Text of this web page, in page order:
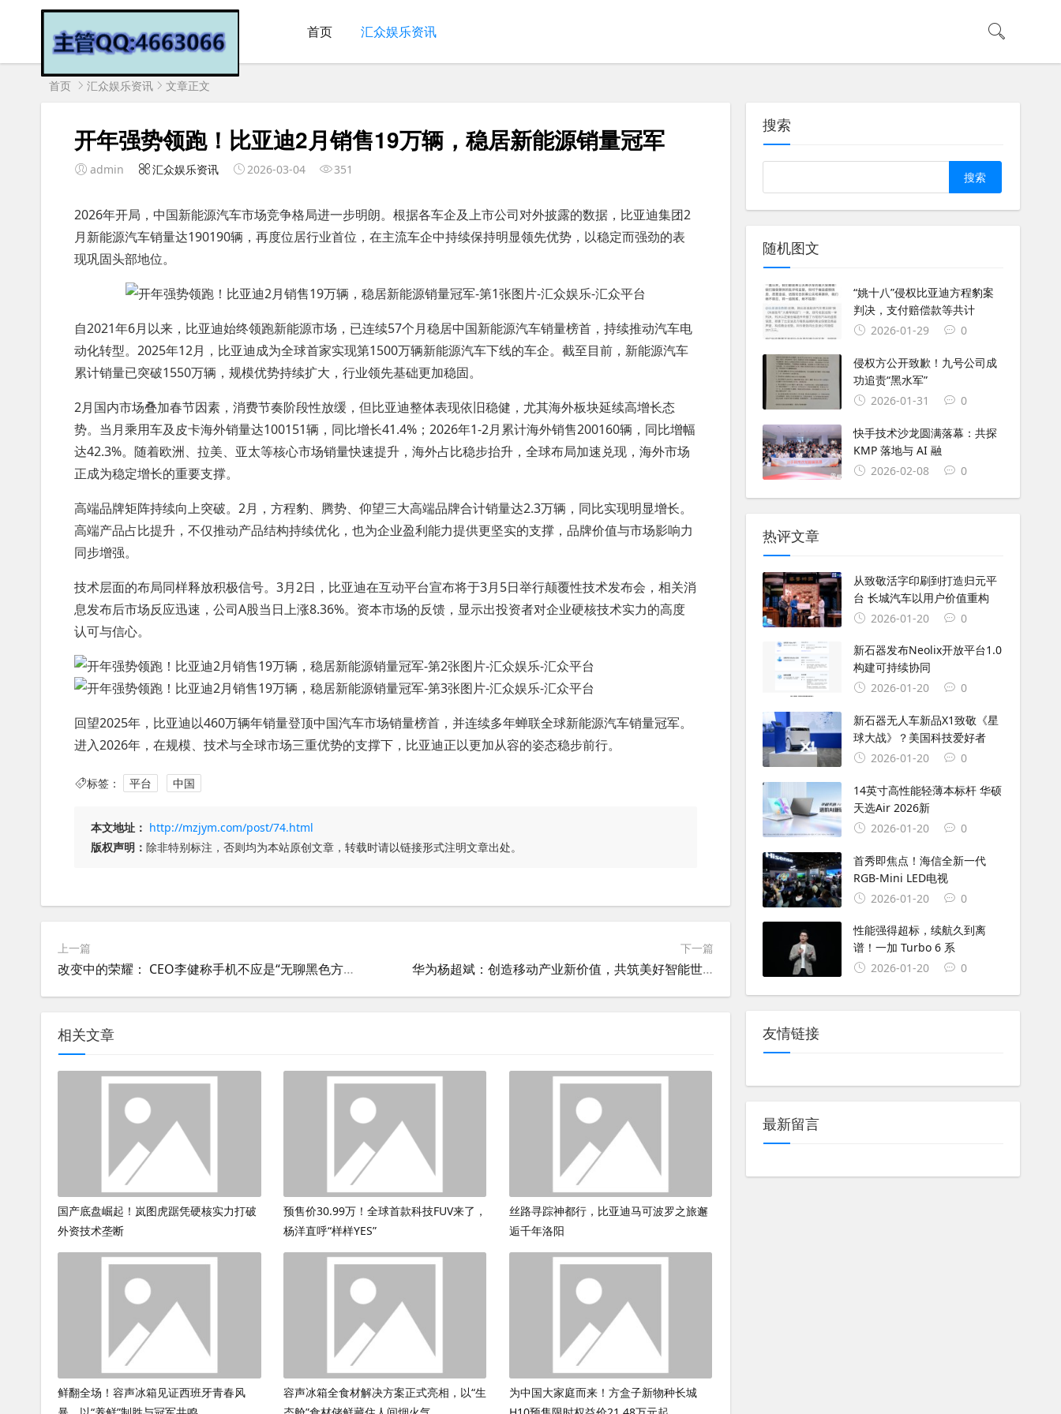
首页 汇众娱乐资讯
首页 汇众娱乐资讯 文章正文
开年强势领跑！比亚迪2月销售19万辆，稳居新能源销量冠军
admin 汇众娱乐资讯 2026-03-04 351
2026年开局，中国新能源汽车市场竞争格局进一步明朗。根据各车企及上市公司对外披露的数据，比亚迪集团2
月新能源汽车销量达190190辆，再度位居行业首位，在主流车企中持续保持明显领先优势，以稳定而强劲的表
现巩固头部地位。
自2021年6月以来，比亚迪始终领跑新能源市场，已连续57个月稳居中国新能源汽车销量榜首，持续推动汽车电
动化转型。2025年12月，比亚迪成为全球首家实现第1500万辆新能源汽车下线的车企。截至目前，新能源汽车
累计销量已突破1550万辆，规模优势持续扩大，行业领先基础更加稳固。
2月国内市场叠加春节因素，消费节奏阶段性放缓，但比亚迪整体表现依旧稳健，尤其海外板块延续高增长态
势。当月乘用车及皮卡海外销量达100151辆，同比增长41.4%；2026年1-2月累计海外销售200160辆，同比增幅
达42.3%。随着欧洲、拉美、亚太等核心市场销量快速提升，海外占比稳步抬升，全球布局加速兑现，海外市场
正成为稳定增长的重要支撑。
高端品牌矩阵持续向上突破。2月，方程豹、腾势、仰望三大高端品牌合计销量达2.3万辆，同比实现明显增长。
高端产品占比提升，不仅推动产品结构持续优化，也为企业盈利能力提供更坚实的支撑，品牌价值与市场影响力
同步增强。
技术层面的布局同样释放积极信号。3月2日，比亚迪在互动平台宣布将于3月5日举行颠覆性技术发布会，相关消
息发布后市场反应迅速，公司A股当日上涨8.36%。资本市场的反馈，显示出投资者对企业硬核技术实力的高度
认可与信心。
回望2025年，比亚迪以460万辆年销量登顶中国汽车市场销量榜首，并连续多年蝉联全球新能源汽车销量冠军。
进入2026年，在规模、技术与全球市场三重优势的支撑下，比亚迪正以更加从容的姿态稳步前行。
标签： 平台 中国
本文地址： http://mzjym.com/post/74.html
版权声明： 除非特别标注，否则均为本站原创文章，转载时请以链接形式注明文章出处。
上一篇
改变中的荣耀： CEO李健称手机不应是“无聊黑色方块”
下一篇
华为杨超斌：创造移动产业新价值，共筑美好智能世界
相关文章
国产底盘崛起！岚图虎踞凭硬核实力打破
外资技术垄断
预售价30.99万！全球首款科技FUV来了，
杨洋直呼“样样YES”
丝路寻踪神都行，比亚迪马可波罗之旅邂
逅千年洛阳
鲜翻全场！容声冰箱见证西班牙青春风
容声冰箱全食材解决方案正式亮相，以“生
为中国大家庭而来！方盒子新物种长城
搜索
随机图文
“姚十八”侵权比亚迪方程豹案
判决，支付赔偿款等共计
2026-01-29
0
侵权方公开致歉！九号公司成
功追责“黑水军”
2026-01-31
0
快手技术沙龙圆满落幕：共探
KMP 落地与 AI 融
2026-02-08
0
热评文章
从致敬活字印刷到打造归元平
台 长城汽车以用户价值重构
2026-01-20
0
新石器发布Neolix开放平台1.0
构建可持续协同
2026-01-20
0
新石器无人车新品X1致敬《星
球大战》？美国科技爱好者
2026-01-20
0
14英寸高性能轻薄本标杆 华硕
天选Air 2026新
2026-01-20
0
首秀即焦点！海信全新一代
RGB-Mini LED电视
2026-01-20
0
性能强得超标，续航久到离
谱！一加 Turbo 6 系
2026-01-20
0
友情链接
最新留言